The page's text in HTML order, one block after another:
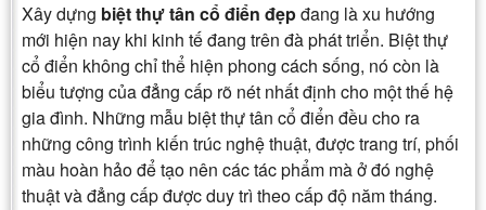
Xây dựng biệt thự tân cổ điển đẹpđang là xu hướng
mới hiện nay khi kinh tế đang trên đà phát triển. Biệt thự
cổ điển không chỉ thể hiện phong cách sống, nó còn là
biểu tượng của đẳng cấp rõ nét nhất định cho một thế hệ
gia đình. Những mẫu biệt thự tân cổ điển đều cho ra
những công trình kiến trúc nghệ thuật, được trang trí, phối
màu hoàn hảo để tạo nên các tác phẩm mà ở đó nghệ
thuật và đẳng cấp được duy trì theo cấp độ năm tháng.